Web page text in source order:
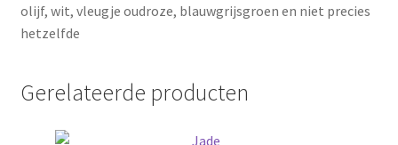
olijf, wit, vleugje oudroze, blauwgrijsgroen en niet precies
hetzelfde
Gerelateerde producten